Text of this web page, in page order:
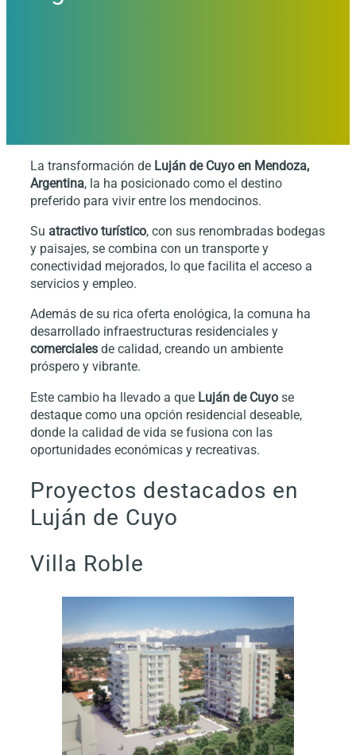
La transformación de Luján de Cuyo en Mendoza,
Argentina, la ha posicionado como el destino
preferido para vivir entre los mendocinos.
Su atractivo turístico, con sus renombradas bodegas
y paisajes, se combina con un transporte y
conectividad mejorados, lo que facilita el acceso a
servicios y empleo.
Además de su rica oferta enológica, la comuna ha
desarrollado infraestructuras residenciales y
comerciales de calidad, creando un ambiente
próspero y vibrante.
Este cambio ha llevado a que Luján de Cuyo se
destaque como una opción residencial deseable,
donde la calidad de vida se fusiona con las
oportunidades económicas y recreativas.
Proyectos destacados en
Luján de Cuyo
Villa Roble